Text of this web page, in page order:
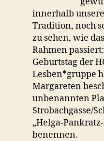
innerhalb
Tradition, noch
zu sehen, wie
Rahmen
Geburtstag der
Lesben*gruppe
Margareten
unbenannten
Strobachgasse/
„Helga-
benennen.